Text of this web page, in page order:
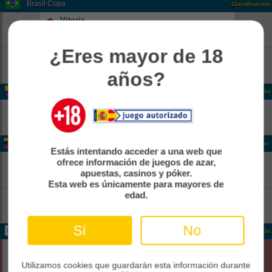
Brasil Copa Clasificación
18:00
Vitoria
-
Corinthians
Clasificación
Real CUndinamarca
Boca Juniors De Cali
Clasificación
Rayo Zuliano
Anzoategui FC
Estudiantes Merida
Internacional CONCACAF Caribbean Cup Grp. B Clasificación
Fin
Cibao
Cavalier Sc
¿Eres mayor de 18
años?
Estás intentando acceder a una web que
ofrece información de juegos de azar,
apuestas, casinos y póker.
Esta web es únicamente para mayores de
edad.
Sí No
Utilizamos cookies que guardarán esta información durante